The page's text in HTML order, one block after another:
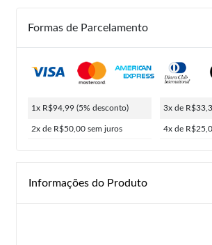
Formas de Parcelamento
1x R$94,99 (5% desconto)
2x de R$50,00 sem juros
3x de
4x de
Informações do Produto